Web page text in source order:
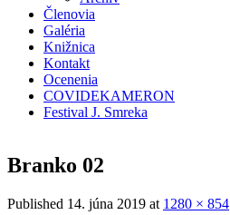
Členovia
Galéria
Knižnica
Kontakt
Ocenenia
COVIDEKAMERON
Festival J. Smreka
Branko 02
Published 14. júna 2019 at 1280 × 854